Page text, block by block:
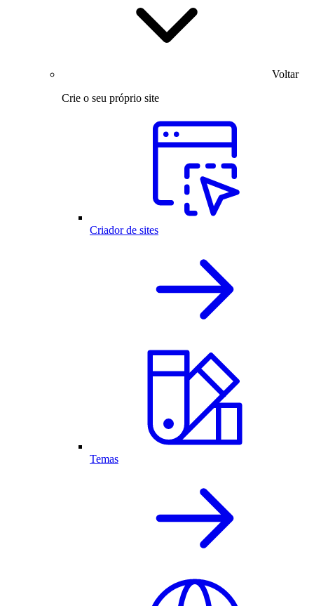
Voltar
Crie o seu próprio site
Criador de sites
Temas